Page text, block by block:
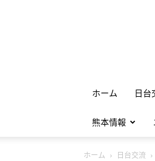
ホーム 日台
熊本情報
ホーム 日台交流